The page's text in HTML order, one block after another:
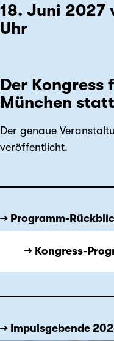
18. Juni 2027
Uhr
Der Kongress
München
Der genaue
veröffentlicht.
→ Programm-
→ Kongress-
→ Impulsgebende